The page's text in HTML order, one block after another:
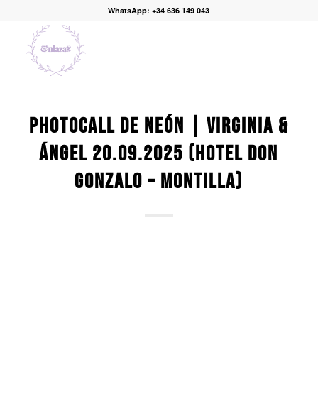
WhatsApp: +34 636 149 043
PHOTOCALL DE NEÓN | VIRGINIA &
ÁNGEL 20.09.2025 (HOTEL DON
GONZALO – MONTILLA)